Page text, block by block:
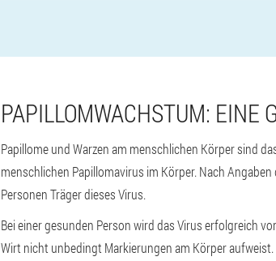
PAPILLOMWACHSTUM: EINE
Papillome und Warzen am menschlichen Körper sind
menschlichen Papillomavirus im Körper. Nach Angaben
Personen Träger dieses Virus.
Bei einer gesunden Person wird das Virus erfolgreich
Wirt nicht unbedingt Markierungen am Körper